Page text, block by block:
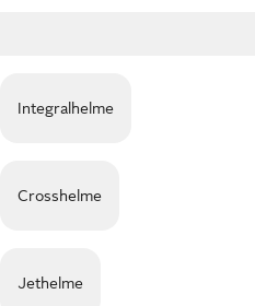
Integralhelme
Crosshelme
Jethelme